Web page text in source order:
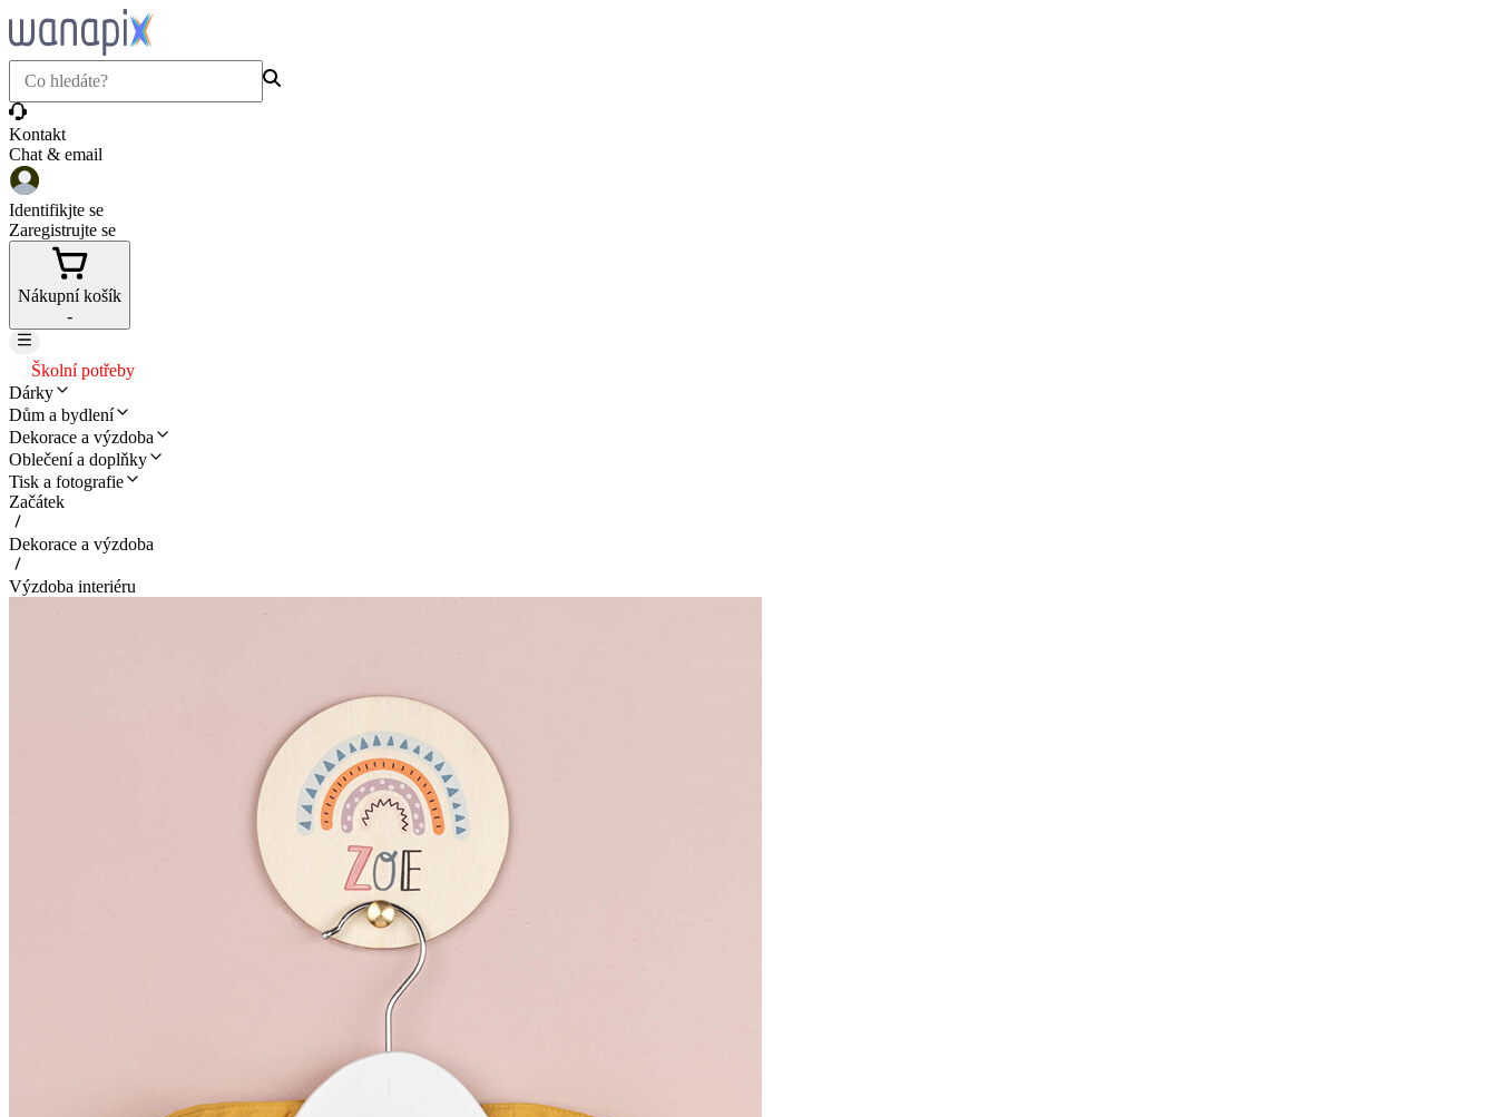
Kontakt
Chat & email
Identifikjte se
Zaregistrujte se
Nákupní košík
-
Školní potřeby
Dárky
Dům a bydlení
Dekorace a výzdoba
Oblečení a doplňky
Tisk a fotografie
Začátek
Dekorace a výzdoba
Výzdoba interiéru